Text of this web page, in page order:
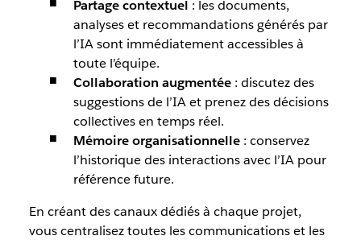
Partage contextuel : les documents,
analyses et recommandations générés par
l’IA sont immédiatement accessibles à
toute l’équipe.
Collaboration augmentée: discutez des
suggestions de l’IA et prenez des décisions
collectives en temps réel.
Mémoire organisationnelle: conservez
l’historique des interactions avec l’IA pour
référence future.
En créant des canaux dédiés à chaque projet,
vous centralisez toutes les communications et les